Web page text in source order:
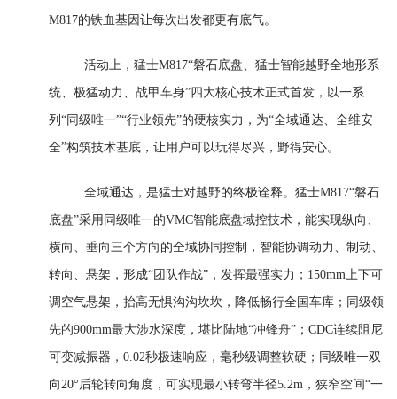
M817的铁血基因让每次出发都更有底气。
活动上，猛士M817“磐石底盘、猛士智能越野全地形系
统、极猛动力、战甲车身”四大核心技术正式首发，以一系
列“同级唯一”“行业领先”的硬核实力，为“全域通达、全维安
全”构筑技术基底，让用户可以玩得尽兴，野得安心。
全域通达，是猛士对越野的终极诠释。猛士M817“磐石
底盘”采用同级唯一的VMC智能底盘域控技术，能实现纵向、
横向、垂向三个方向的全域协同控制，智能协调动力、制动、
转向、悬架，形成“团队作战”，发挥最强实力；150mm上下可
调空气悬架，抬高无惧沟沟坎坎，降低畅行全国车库；同级领
先的900mm最大涉水深度，堪比陆地“冲锋舟”；CDC连续阻尼
可变减振器，0.02秒极速响应，毫秒级调整软硬；同级唯一双
向20°后轮转向角度，可实现最小转弯半径5.2m，狭窄空间“一